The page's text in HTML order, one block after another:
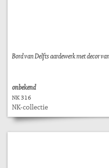
Bord van Delfts aardewerk met decor
onbekend
NK 316
NK-collectie